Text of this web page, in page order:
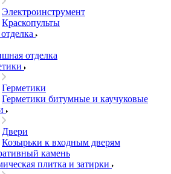
Электроинструмент
Краскопульты
отделка
Герметики
Герметики битумные и каучуковые
Двери
Козырьки к входным дверям
камень
плитка и затирки